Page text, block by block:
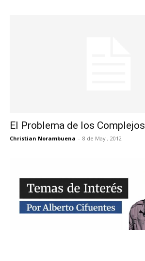
El Problema de los Complejos
Christian Norambuena - 8 de May , 2012